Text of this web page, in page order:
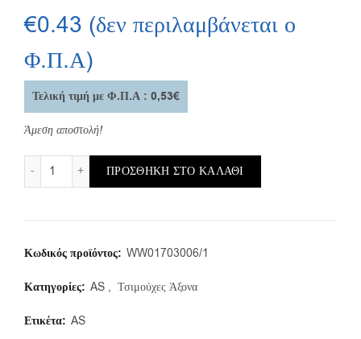
€0.43 (δεν περιλαμβάνεται ο
Φ.Π.Α)
Τελική τιμή με Φ.Π.Α : 0,53€
Άμεση αποστολή!
AS/e/17X30X6 (1 τμ.) ποσότητα
ΠΡΟΣΘΉΚΗ ΣΤΟ ΚΑΛΆΘΙ
Κωδικός προϊόντος: WW01703006/1
Κατηγορίες: AS , Τσιμούχες Άξονα
Ετικέτα: AS